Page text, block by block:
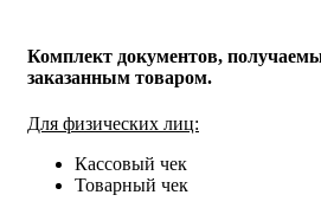
Комплект документов,
заказанным товаром.
Для физических лиц:
Кассовый чек
Товарный чек